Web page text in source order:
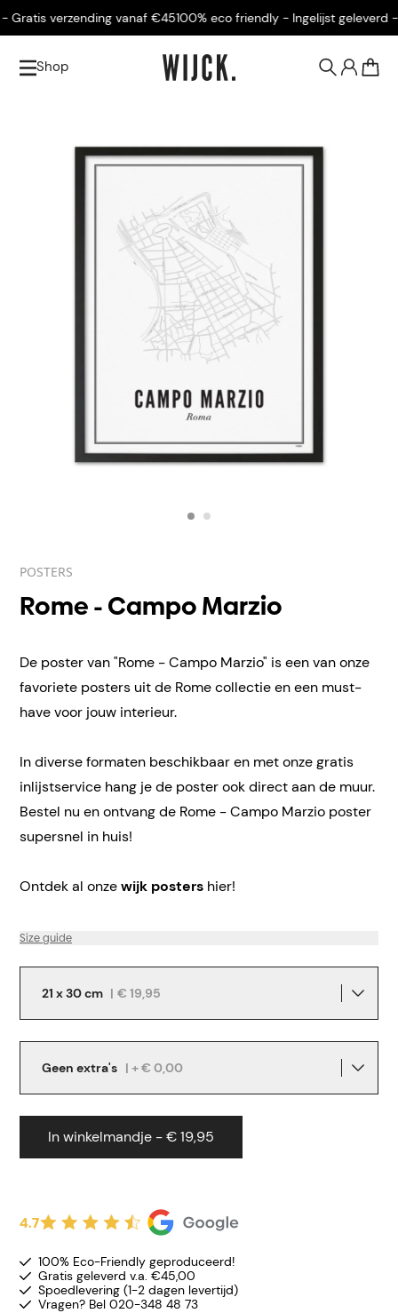
verzending vanaf €45100% eco friendly - Ingelijst geleverd -
Shop
POSTERS
Rome - Campo Marzio
De poster van "Rome - Campo Marzio" is een van onze
favoriete posters uit de Rome collectie en een must-
have voor jouw interieur.
In diverse formaten beschikbaar en met onze gratis
inlijstservice hang je de poster ook direct aan de muur.
Bestel nu en ontvang de Rome - Campo Marzio poster
supersnel in huis!
Ontdek al onzewijk posters hier!
Size guide
21 x 30 cm | € 19,95
Geen extra's | + € 0,00
In winkelmandje - € 19,95
4.7
100% Eco-Friendly geproduceerd!
Gratis geleverd v.a. €45,00
Spoedlevering (1-2 dagen levertijd)
Vragen? Bel 020-348 48 73